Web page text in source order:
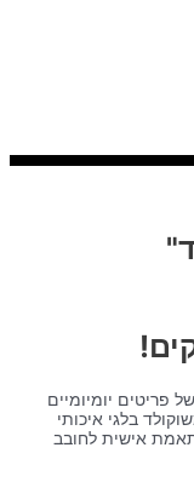
פריטים יומיומיים
בלגי איכותי
אישית לחובב